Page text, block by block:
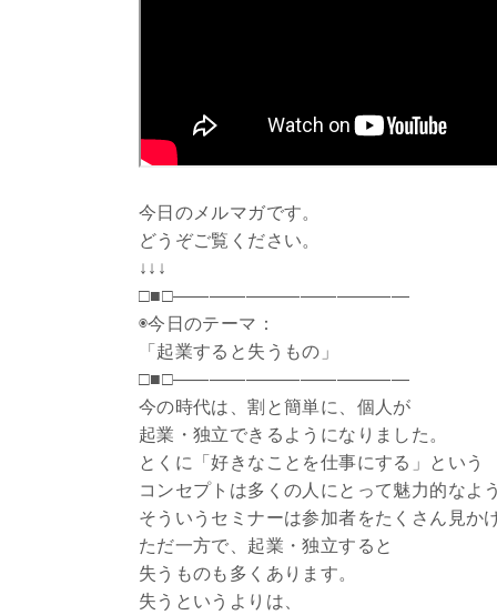
今日のメルマガです。
どうぞご覧ください。
↓↓↓
□■□―――――――――――――
◉今日のテーマ：
「起業すると失うもの」
□■□—————————————
今の時代は、割と簡単に、個人が
起業・独立できるようになりました。
とくに「好きなことを仕事にする」という
コンセプトは多くの人にとって魅力的なよ
そういうセミナーは参加者をたくさん見か
ただ一方で、起業・独立すると
失うものも多くあります。
失うというよりは、